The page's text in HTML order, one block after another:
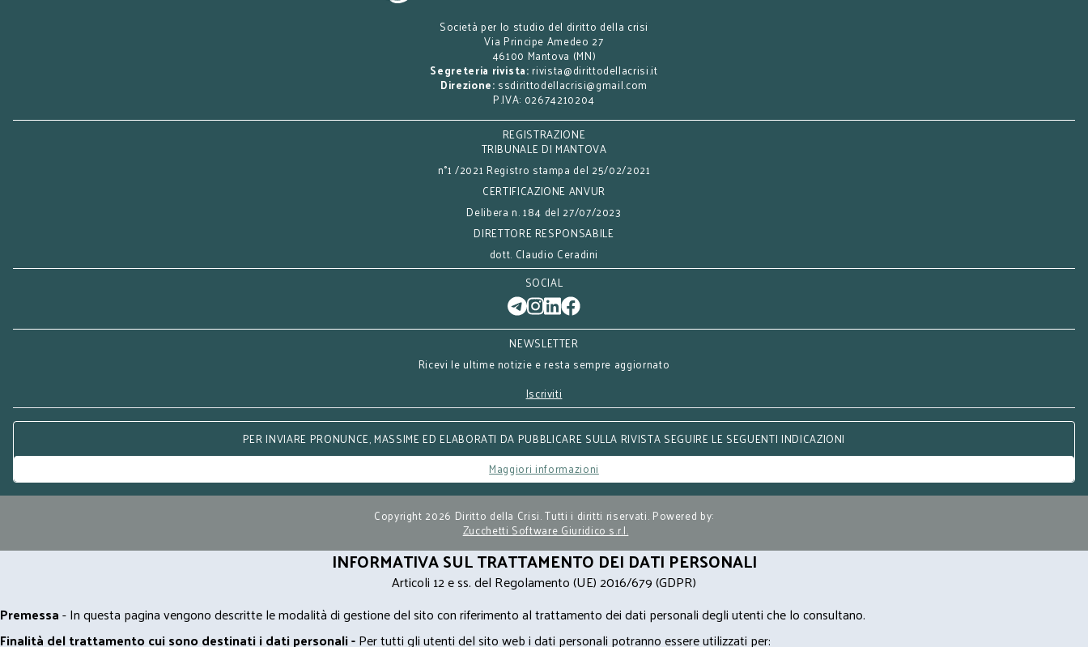
Società per lo studio del diritto della crisi
Via Principe Amedeo 27
46100 Mantova (MN)
Segreteria rivista: rivista@dirittodellacrisi.it
Direzione: ssdirittodellacrisi@gmail.com
P.IVA: 02674210204
REGISTRAZIONE
TRIBUNALE DI MANTOVA
n°1 /2021 Registro stampa del 25/02/2021
CERTIFICAZIONE ANVUR
Delibera n. 184 del 27/07/2023
DIRETTORE RESPONSABILE
dott. Claudio Ceradini
SOCIAL
NEWSLETTER
Ricevi le ultime notizie e resta sempre aggiornato
Iscriviti
PER INVIARE PRONUNCE, MASSIME ED ELABORATI DA PUBBLICARE SULLA RIVISTA SEGUIRE LE SEGUENTI INDICAZIONI
Maggiori informazioni
Copyright 2026 Diritto della Crisi. Tutti i diritti riservati. Powered by:
Zucchetti Software Giuridico s.r.l.
INFORMATIVA SUL TRATTAMENTO DEI DATI PERSONALI
Articoli 12 e ss. del Regolamento (UE) 2016/679 (GDPR)
Premessa- In questa pagina vengono descritte le modalità di gestione del sito con riferimento al trattamento dei dati personali degli utenti che lo consultano.
Finalità del trattamento cui sono destinati i dati personali -Per tutti gli utenti del sito web i dati personali potranno essere utilizzati per: